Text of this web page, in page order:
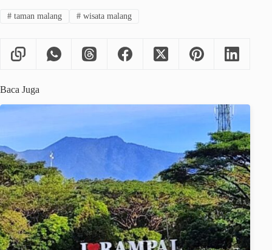
#taman malang #wisata malang
Baca Juga